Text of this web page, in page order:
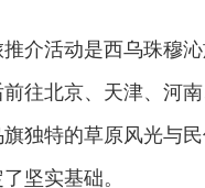
介活动是西乌珠穆
往北京、天津、河
独特的草原风光与
坚实基础。